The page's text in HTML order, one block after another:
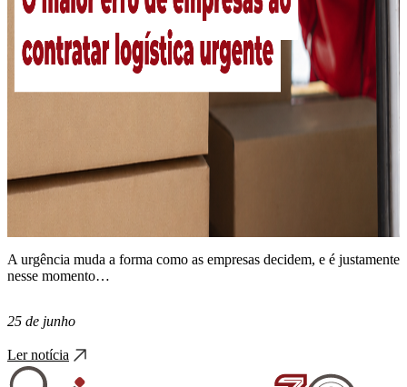
A urgência muda a forma como as empresas decidem, e é justamente
nesse momento…
25 de junho
Ler notícia